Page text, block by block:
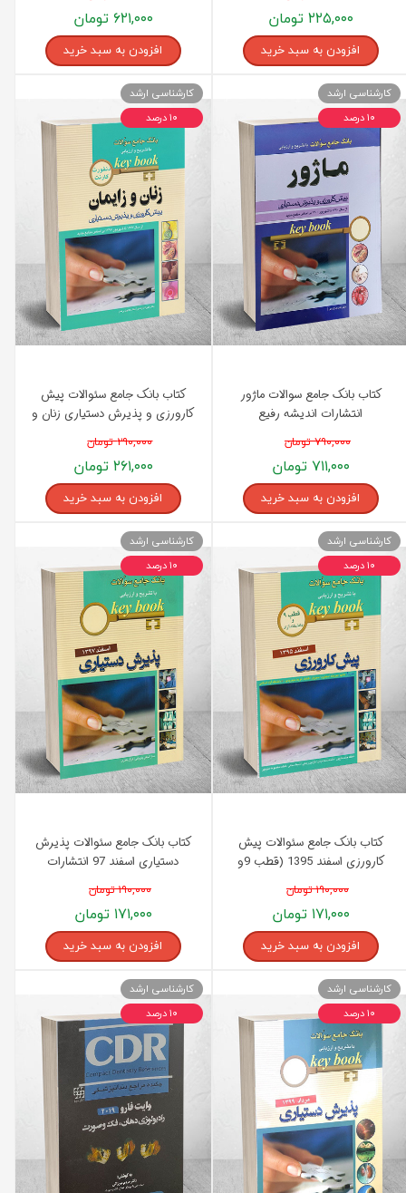
۲۲۵,۰۰۰ تومان
افزودن به سبد خرید
۶۲۱,۰۰۰ تومان
افزودن به سبد خرید
کتاب بانک جامع سوالات ماژور
انتشارات اندیشه رفیع
۷۹۰,۰۰۰ تومان
۷۱۱,۰۰۰ تومان
افزودن به سبد خرید
کارشناسی ارشد
۱۰ درصد
کتاب بانک جامع سئوالات پیش
کارورزی و پذیرش دستیاری زنان و
۲۹۰,۰۰۰ تومان
۲۶۱,۰۰۰ تومان
افزودن به سبد خرید
کارشناسی ارشد
۱۰ درصد
کتاب بانک جامع سئوالات پیش
کارورزی اسفند 1395 (قطب 9و
رفیع
۱۹۰,۰۰۰ تومان
۱۷۱,۰۰۰ تومان
افزودن به سبد خرید
کارشناسی ارشد
۱۰ درصد
کتاب بانک جامع سئوالات پذیرش
دستیاری اسفند 97 انتشارات
۱۹۰,۰۰۰ تومان
۱۷۱,۰۰۰ تومان
افزودن به سبد خرید
کارشناسی ارشد
۱۰ درصد
کارشناسی ارشد
۱۰ درصد
کارشناسی ارشد
۱۰ درصد